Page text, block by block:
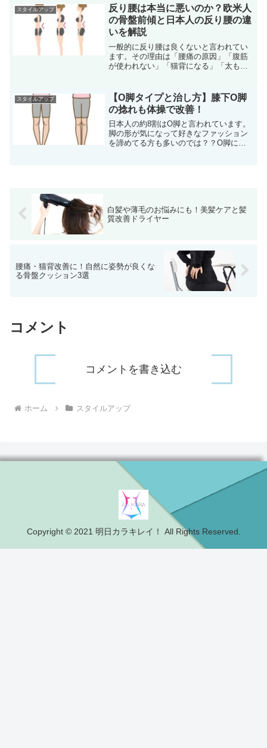
れがちですよね。そしてインナーマッス
ルと似たような表現でイン...
スタイルアップ
反り腰は本当に悪いのか？欧米人
の骨盤前傾と日本人の反り腰の違
いを解説
一般的に反り腰は良くないと言われてい
ます。その理由は「腰痛の原因」「腹筋
が使われない」「猫背になる」「太もも
ても綺麗な骨盤前傾姿勢ですよね。骨盤
前傾ですが腰痛や肩こりはあ...
スタイルアップ
【O脚タイプと治し方】膝下O脚
の捻れも体操で改善！
日本人の約8割はO脚と言われています。
脚の形が気になって好きなファッション
を諦めてる方も多いのでは？？O脚には
白髪や薄毛のお悩みにも！美髪ケアと髪
質改善ドライヤー
腰痛・猫背改善に！自然に姿勢が良くな
る骨盤クッション3選
コメント
コメントを書き込む
ホーム スタイルアップ
Copyright © 2021 明日カラキレイ！ All Rights Reserved.